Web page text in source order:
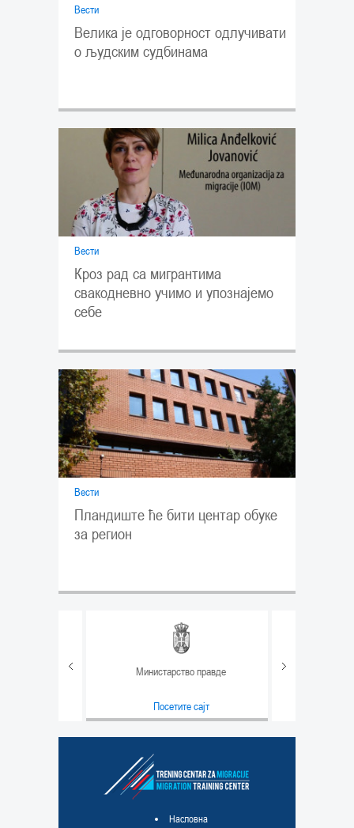
Вести
Велика је одговорност одлучивати
о људским судбинама
Вести
Кроз рад са мигрантима
свакодневно учимо и упознајемо
себе
Вести
Пландиште ће бити центар обуке
за регион
Министарство правде
Посетите сајт
Насловна